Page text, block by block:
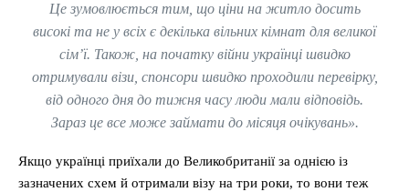
Це зумовлюється тим, що ціни на житло досить
високі та не у всіх є декілька вільних кімнат для великої
сім’ї. Також, на початку війни українці швидко
отримували візи, спонсори швидко проходили перевірку,
від одного дня до тижня часу люди мали відповідь.
Зараз це все може займати до місяця очікувань».
Якщо українці приїхали до Великобританії за однією із
зазначених схем й отримали візу на три роки, то вони теж